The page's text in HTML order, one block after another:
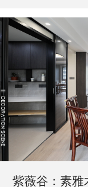
紫薇谷：素雅